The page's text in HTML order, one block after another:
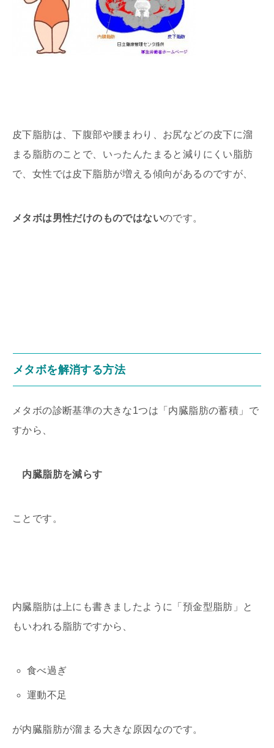
皮下脂肪は、下腹部や腰まわり、お尻などの皮下に溜
まる脂肪のことで、いったんたまると減りにくい脂肪
で、女性では皮下脂肪が増える傾向があるのですが、
メタボは男性だけのものではないのです。
メタボを解消する方法
メタボの診断基準の大きな1つは「内臓脂肪の蓄積」で
すから、
内臓脂肪を減らす
ことです。
内臓脂肪は上にも書きましたように「預金型脂肪」と
もいわれる脂肪ですから、
食べ過ぎ
運動不足
が内臓脂肪が溜まる大きな原因なのです。